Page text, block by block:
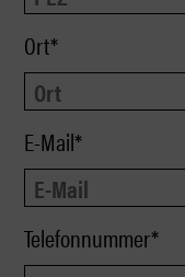
Ort*
E-Mail*
Telefonnummer*